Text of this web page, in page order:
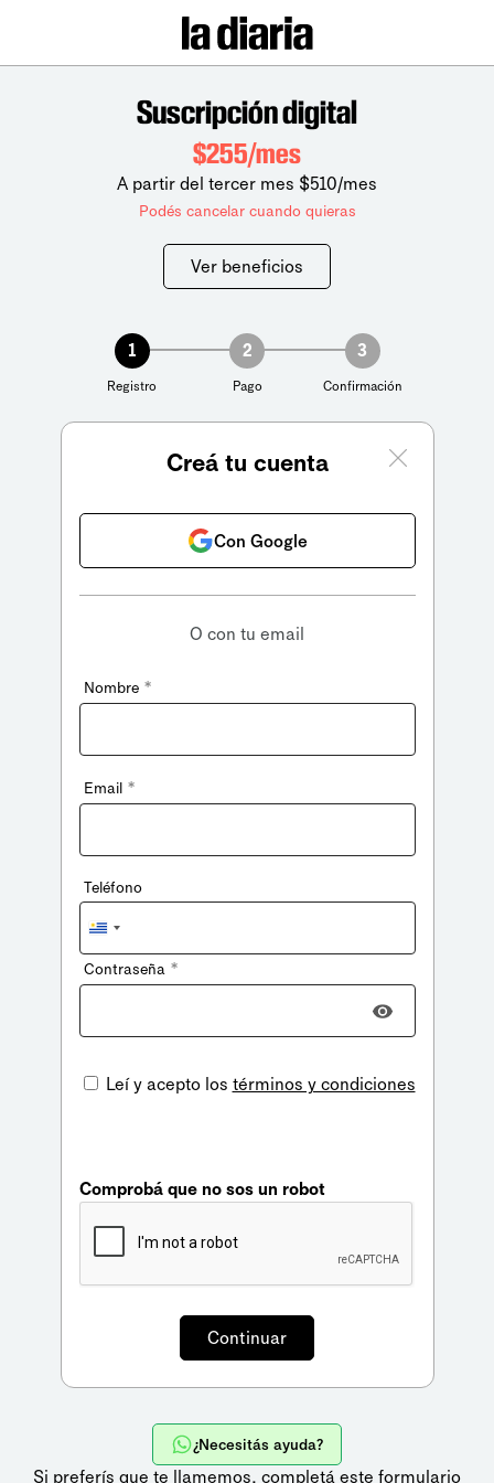
Suscripción digital
$255/mes
A partir del tercer mes $510/mes
Podés cancelar cuando quieras
Ver beneficios
1
Registro
2
Pago
3
Confirmación
Creá tu cuenta
Con Google
O con tu email
Nombre *
Email *
Teléfono
Uruguay
+598
Contraseña *
Leí y acepto los términos y condiciones
Comprobá que no sos un robot
¿Necesitás ayuda?
Si preferís que te llamemos, completá este formulario